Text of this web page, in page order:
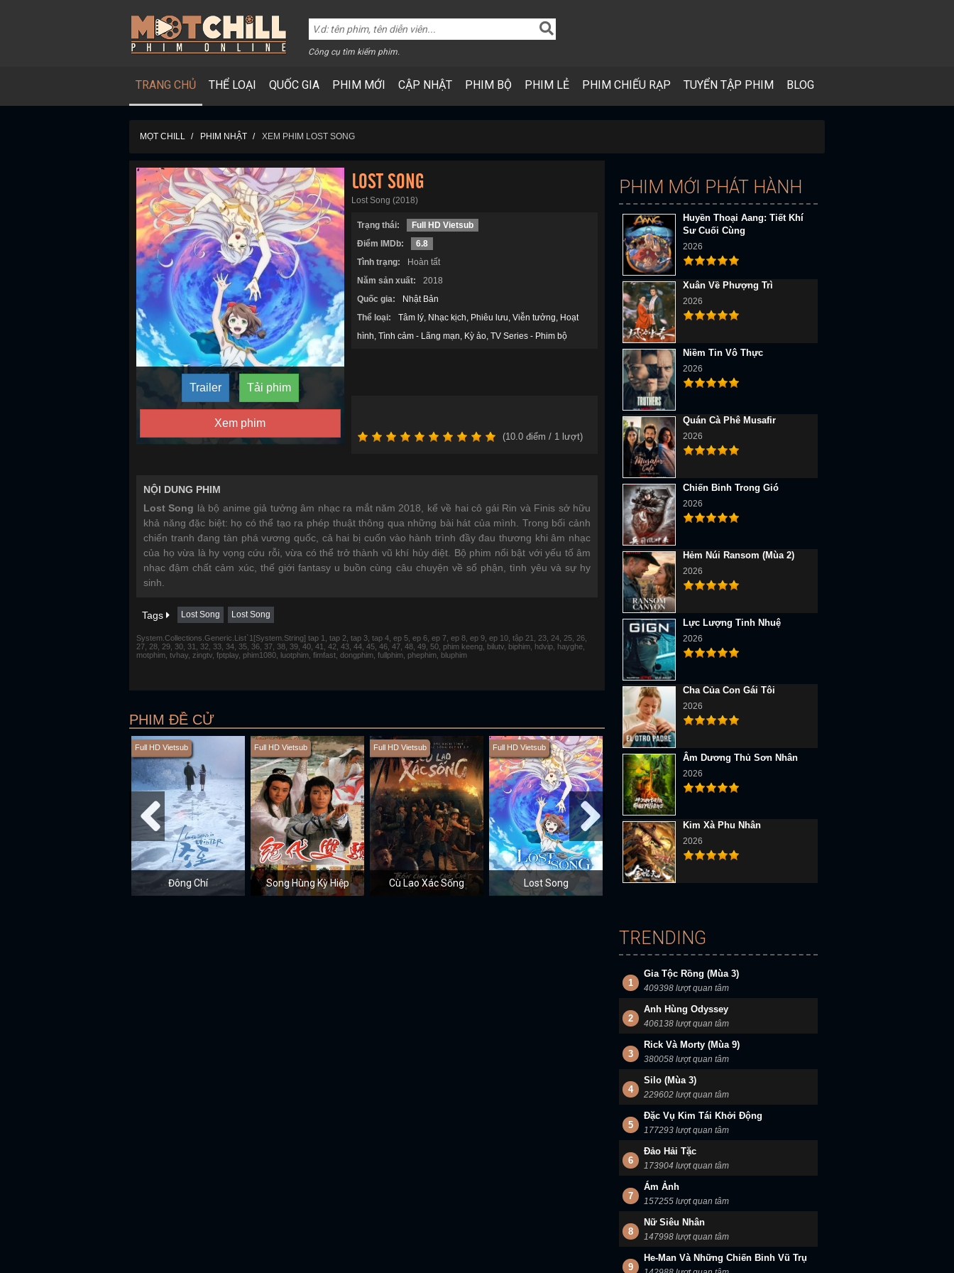
Công cụ tìm kiếm phim.
TRANG CHỦ THỂ LOẠI QUỐC GIA PHIM MỚI CẬP NHẬT PHIM BỘ PHIM LẺ PHIM CHIẾU RẠP TUYỂN TẬP PHIM BLOG
MỌT CHILL PHIM NHẬT XEM PHIM LOST SONG
Trailer Tải phim
Xem phim
LOST SONG
Lost Song (2018)
Trạng thái:
Full HD Vietsub
Điểm IMDb:
6.8
Tình trạng:
Hoàn tất
Năm sản xuất:
2018
Quốc gia:
Nhật Bản
Thể loại:
Tâm lý Nhạc kịch Phiêu lưu Viễn tưởng
Hoạt
hình Tình cảm - Lãng mạn Kỳ ảo TV Series - Phim bộ
(10.0điểm / 1lượt)
NỘI DUNG PHIM
Lost Song là bộ anime giả tưởng âm nhạc ra mắt năm 2018, kể về hai cô gái Rin và Finis sở hữu
khả năng đặc biệt: họ có thể tạo ra phép thuật thông qua những bài hát của mình. Trong bối cảnh
chiến tranh đang tàn phá vương quốc, cả hai bị cuốn vào hành trình đầy đau thương khi âm nhạc
của họ vừa là hy vọng cứu rỗi, vừa có thể trở thành vũ khí hủy diệt. Bộ phim nổi bật với yếu tố âm
nhạc đậm chất cảm xúc, thế giới fantasy u buồn cùng câu chuyện về số phận, tình yêu và sự hy
sinh.
Tags Lost Song Lost Song
System.Collections.Generic.List`1[System.String] tap 1, tap 2, tap 3, tap 4, ep 5, ep 6, ep 7, ep 8, ep 9, ep 10, tập 21, 23, 24, 25, 26,
27, 28, 29, 30, 31, 32, 33, 34, 35, 36, 37, 38, 39, 40, 41, 42, 43, 44, 45, 46, 47, 48, 49, 50, phim keeng, bilutv, biphim, hdvip, hayghe,
motphim, tvhay, zingtv, fptplay, phim1080, luotphim, fimfast, dongphim, fullphim, phephim, bluphim
PHIM ĐỀ CỬ
Full HD Vietsub
Đông Chí
Full HD Vietsub
Song Hùng Kỳ Hiệp
Full HD Vietsub
Cù Lao Xác Sống
Full HD Vietsub
Lost Song
Full HD Vietsub
Win or Lose
PHIM MỚI PHÁT HÀNH
Huyền Thoại Aang: Tiết Khí
Sư Cuối Cùng
2026
Xuân Về Phượng Trì
2026
Niềm Tin Vô Thực
2026
Quán Cà Phê Musafir
2026
Chiến Binh Trong Gió
2026
Hẻm Núi Ransom (Mùa 2)
2026
Lực Lượng Tinh Nhuệ
2026
Cha Của Con Gái Tôi
2026
Âm Dương Thủ Sơn Nhân
2026
Kim Xà Phu Nhân
2026
TRENDING
1
Gia Tộc Rồng (Mùa 3)
409398 lượt quan tâm
2
Anh Hùng Odyssey
406138 lượt quan tâm
3
Rick Và Morty (Mùa 9)
380058 lượt quan tâm
4
Silo (Mùa 3)
229602 lượt quan tâm
5
Đặc Vụ Kim Tái Khởi Động
177293 lượt quan tâm
6
Đảo Hải Tặc
173904 lượt quan tâm
7
Ám Ảnh
157255 lượt quan tâm
8
Nữ Siêu Nhân
147998 lượt quan tâm
9
He-Man Và Những Chiến Binh Vũ Trụ